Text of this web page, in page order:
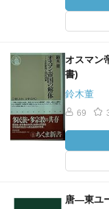
オスマン
書)
鈴木董
69
唐―東ユ